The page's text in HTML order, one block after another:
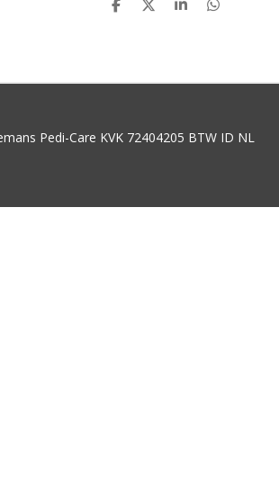
D
D
S
D
Pedi-Care KVK 72404205 BTW ID NL